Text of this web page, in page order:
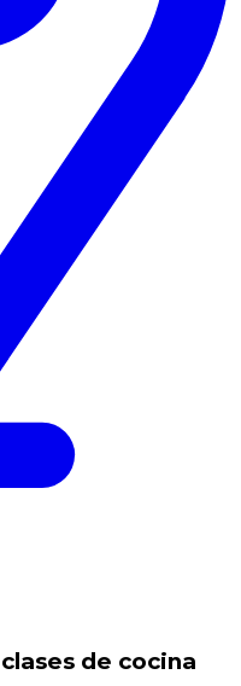
de cocina